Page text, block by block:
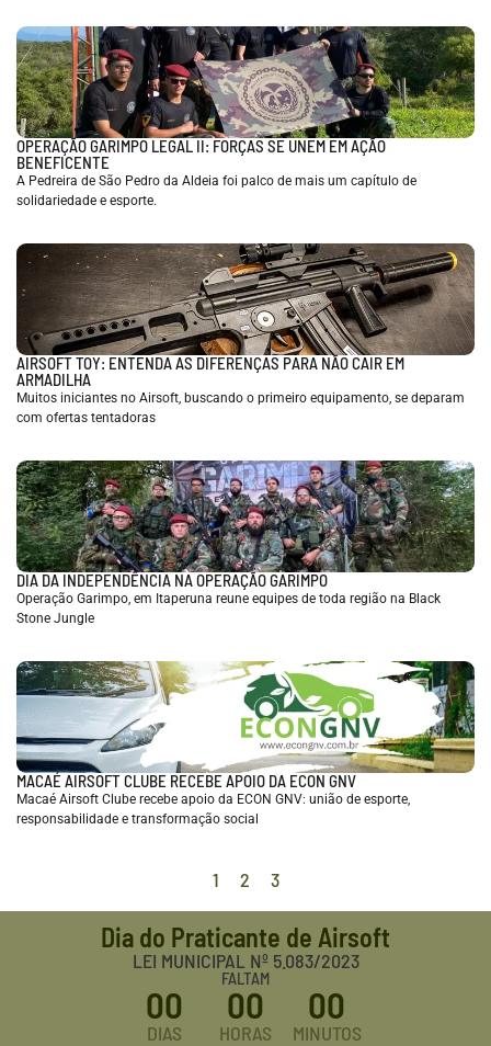
OPERAÇÃO GARIMPO LEGAL II: FORÇAS SE UNEM EM AÇÃO
BENEFICENTE
A Pedreira de São Pedro da Aldeia foi palco de mais um capítulo de
solidariedade e esporte.
AIRSOFT TOY: ENTENDA AS DIFERENÇAS PARA NÃO CAIR EM
ARMADILHA
Muitos iniciantes no Airsoft, buscando o primeiro equipamento, se deparam
com ofertas tentadoras
DIA DA INDEPENDÊNCIA NA OPERAÇÃO GARIMPO
Operação Garimpo, em Itaperuna reune equipes de toda região na Black
Stone Jungle
MACAÉ AIRSOFT CLUBE RECEBE APOIO DA ECON GNV
Macaé Airsoft Clube recebe apoio da ECON GNV: união de esporte,
responsabilidade e transformação social
1 2 3
Dia do Praticante de Airsoft
LEI MUNICIPAL Nº 5.083/2023
FALTAM
00
DIAS
00
HORAS
00
MINUTOS